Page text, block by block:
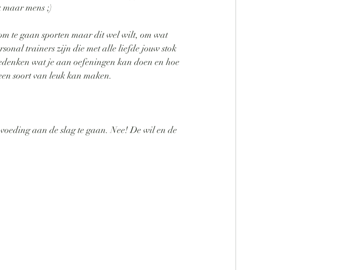
mens ;)
te gaan sporten maar dit wel wilt, om wat
trainers zijn die met alle liefde jouw stok
wat je aan oefeningen kan doen en hoe
soort van leuk kan maken.
aan de slag te gaan. Nee! De wil en de